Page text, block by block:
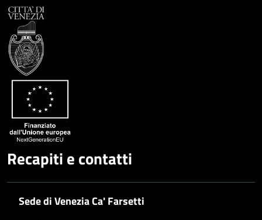
Recapiti e contatti
Sede di Venezia Ca' Farsetti